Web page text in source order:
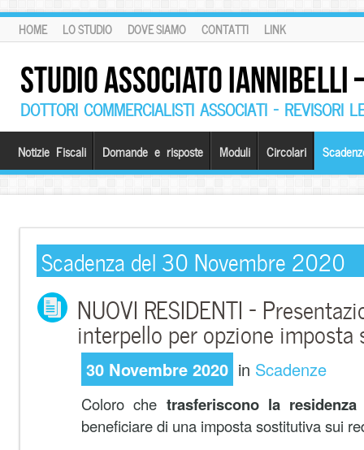
HOME LO STUDIO DOVE SIAMO CONTATTI LINK
STUDIO ASSOCIATO
DOTTORI COMMERCIALISTI ASSOCIATI – REVISORI
Notizie Fiscali Domande e risposte Moduli Circolari
Scadenza del 30 Novembre 2020
NUOVI RESIDENTI –
interpello per opzione
30 Novembre 2020 in Scadenze
Coloro che trasferiscono la
beneficiare di una imposta sostitutiva sui